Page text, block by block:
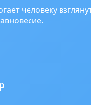
человеку